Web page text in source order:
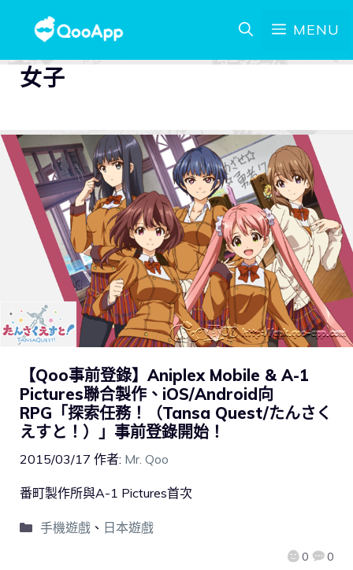
MENU
女子
【Qoo事前登錄】Aniplex Mobile & A-1
Pictures聯合製作、iOS/Android向
RPG「探索任務！（Tansa Quest/たんさく
えすと！）」事前登錄開始！
2015/03/17 作者: Mr. Qoo
0 0
番町製作所與A-1 Pictures首次
手機遊戲、 日本遊戲